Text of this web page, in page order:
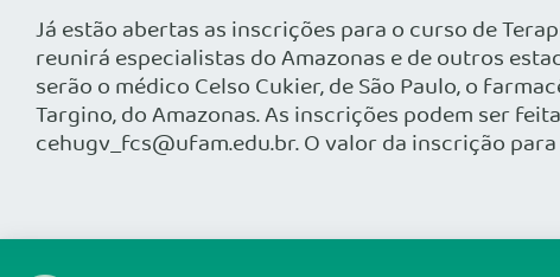
Já estão abertas as inscrições para o curso de
reunirá especialistas do Amazonas e de outros
serão o médico Celso Cukier, de São Paulo, o
Targino, do Amazonas. As inscrições podem ser
cehugv_fcs@ufam.edu.br. O valor da inscrição